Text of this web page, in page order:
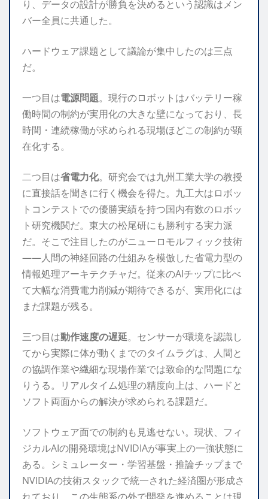
り、データの設計が勝負を決めるという認識はメン
バー全員に共通した。
ハードウェア課題として議論が集中したのは三点
だ。
一つ目は電源問題。現行のロボットはバッテリー稼
働時間の制約が実用化の大きな壁になっており、長
時間・連続稼働が求められる現場ほどこの制約が顕
在化する。
二つ目は省電力化。研究会では九州工業大学の教授
に直接話を聞きに行く機会を得た。九工大はロボッ
トコンテストでの優勝実績を持つ国内有数のロボッ
ト研究機関だ。東大の松尾研にも勝利する実力派
だ。そこで注目したのがニューロモルフィック技術
——人間の神経回路の仕組みを模倣した省電力型の
情報処理アーキテクチャだ。従来のAIチップに比べ
て大幅な消費電力削減が期待できるが、実用化には
まだ課題が残る。
三つ目は動作速度の遅延。センサーが環境を認識し
てから実際に体が動くまでのタイムラグは、人間と
の協調作業や繊細な現場作業では致命的な問題にな
りうる。リアルタイム処理の精度向上は、ハードと
ソフト両面からの解決が求められる課題だ。
ソフトウェア面での制約も見逃せない。現状、フィ
ジカルAIの開発環境はNVIDIAが事実上の一強状態に
ある。シミュレーター・学習基盤・推論チップまで
NVIDIAの技術スタックで統一された経済圏が形成さ